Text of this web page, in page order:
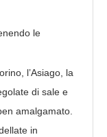
le
l’Asiago, la
di sale e
amalgamato.
in